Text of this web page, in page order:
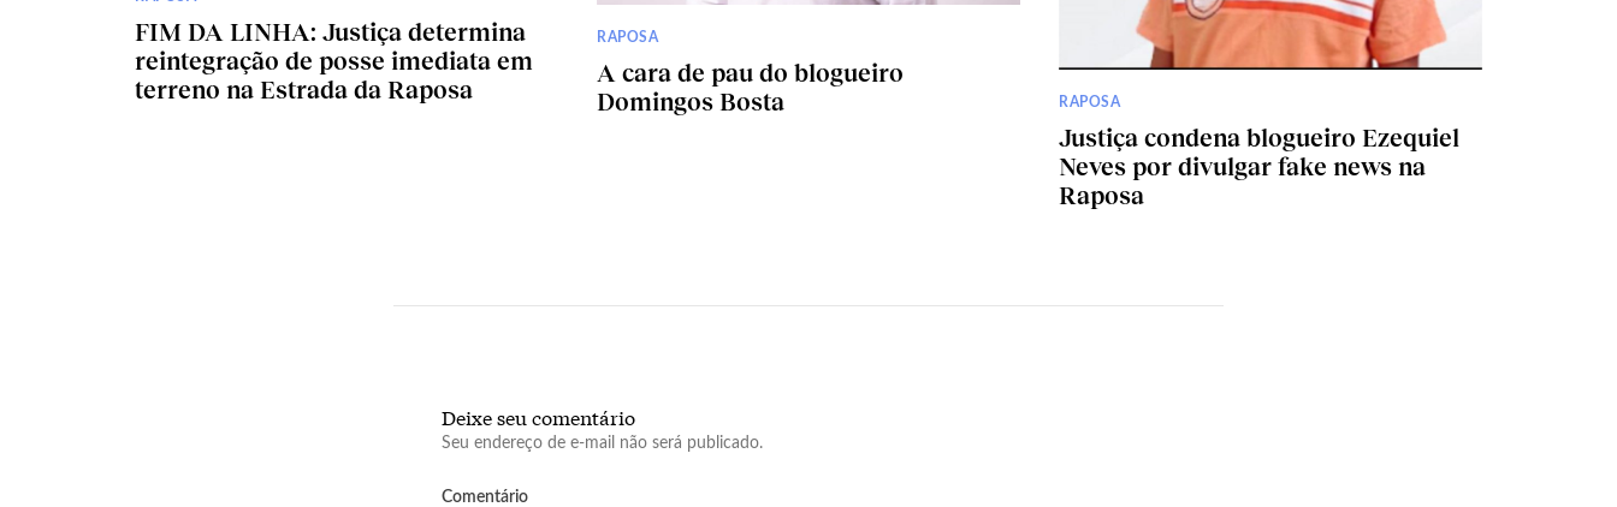
FIM DA LINHA: Justiça determina
reintegração de posse imediata em
terreno na Estrada da Raposa
RAPOSA
A cara de pau do blogueiro
Domingos Bosta
RAPOSA
Justiça condena blogueiro Ezequiel
Neves por divulgar fake news na
Raposa
Deixe seu comentário
Seu endereço de e-mail não será publicado.
Comentário